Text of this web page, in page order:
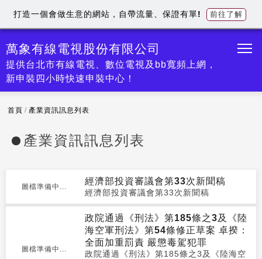
萬象有線電視股份有限公司
提供台北市有線電視、數位電視及bb寬頻上網，
新申裝四小時快速申裝中心！
首頁 / 產業資訊訊息列表
產業資訊訊息列表
圖檔準備中...
經濟部投資審議會第33次新聞稿
經濟部投資審議會第33次新聞稿
圖檔準備中...
政院通過《刑法》第185條之3及《陸
海空軍刑法》第54條修正草案 卓揆：
全面加重罰責 嚴懲毒駕犯罪
政院通過《刑法》第185條之3及《陸海空
打造一個會做生意的網站，自帶流量、保證有單! 前往了解